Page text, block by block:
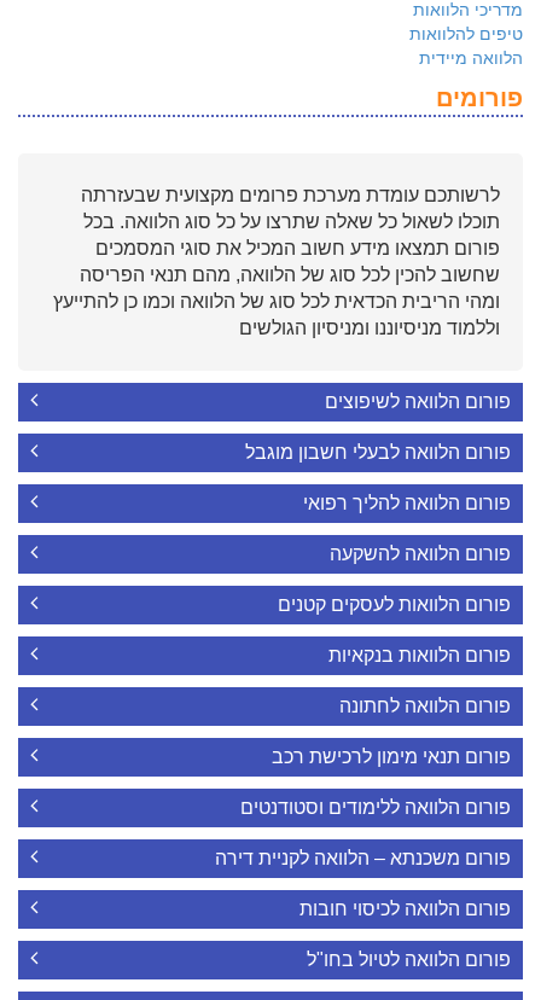
מדריכי הלוואות
טיפים להלוואות
הלוואה מיידית
פורומים
לרשותכם עומדת מערכת פרומים מקצועית שבעזרתה
תוכלו לשאול כל שאלה שתרצו על כל סוג הלוואה. בכל
פורום תמצאו מידע חשוב המכיל את סוגי המסמכים
שחשוב להכין לכל סוג של הלוואה, מהם תנאי הפריסה
ומהי הריבית הכדאית לכל סוג של הלוואה וכמו כן להתייעץ
וללמוד מניסיוננו ומניסיון הגולשים
פורום הלוואה לשיפוצים
פורום הלוואה לבעלי חשבון מוגבל
פורום הלוואה להליך רפואי
פורום הלוואה להשקעה
פורום הלוואות לעסקים קטנים
פורום הלוואות בנקאיות
פורום הלוואה לחתונה
פורום תנאי מימון לרכישת רכב
פורום הלוואה ללימודים וסטודנטים
פורום משכנתא – הלוואה לקניית דירה
פורום הלוואה לכיסוי חובות
פורום הלוואה לטיול בחו"ל